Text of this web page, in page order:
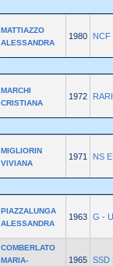
MATTIAZZO
ALESSANDRA
1980 NCF
MARCHI
CRISTIANA
1972
MIGLIORIN
VIVIANA
1971 NS
PIAZZALUNGA
ALESSANDRA
1963 G -
COMBERLATO
MARIA-
1965 SSD